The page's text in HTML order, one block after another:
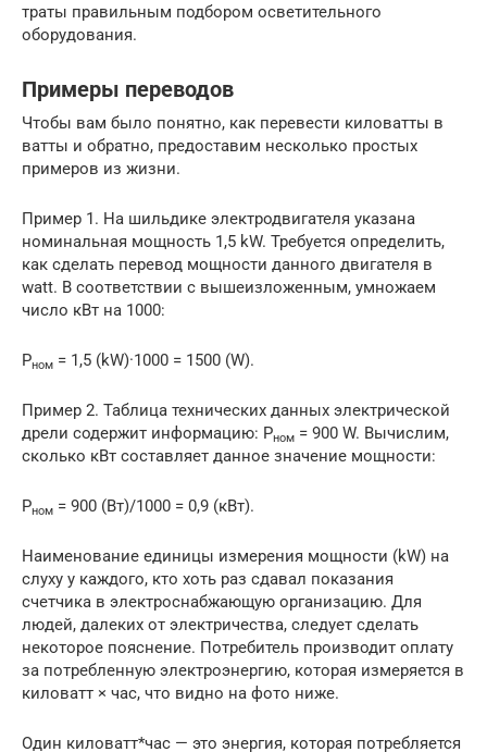
траты правильным подбором осветительного
оборудования.
Примеры переводов
Чтобы вам было понятно, как перевести киловатты в
ватты и обратно, предоставим несколько простых
примеров из жизни.
Пример 1. На шильдике электродвигателя указана
номинальная мощность 1,5 kW. Требуется определить,
как сделать перевод мощности данного двигателя в
watt. В соответствии с вышеизложенным, умножаем
число кВт на 1000:
Pном = 1,5 (kW)·1000 = 1500 (W).
Пример 2. Таблица технических данных электрической
дрели содержит информацию: Pном = 900 W. Вычислим,
сколько кВт составляет данное значение мощности:
Pном = 900 (Вт)/1000 = 0,9 (кВт).
Наименование единицы измерения мощности (kW) на
слуху у каждого, кто хоть раз сдавал показания
счетчика в электроснабжающую организацию. Для
людей, далеких от электричества, следует сделать
некоторое пояснение. Потребитель производит оплату
за потребленную электроэнергию, которая измеряется в
киловатт × час, что видно на фото ниже.
Один киловатт*час — это энергия, которая потребляется